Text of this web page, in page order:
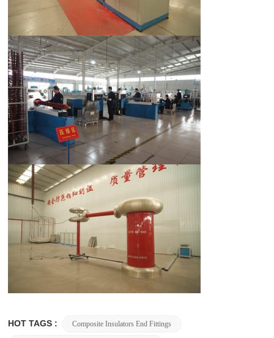
HOT TAGS : Composite Insulators End Fittings